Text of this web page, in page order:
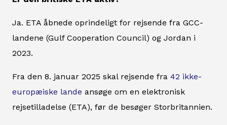
Ja. ETA åbnede oprindeligt for rejsende fra GCC-
landene (Gulf Cooperation Council) og Jordan i
2023.
Fra den 8. januar 2025 skal rejsende fra 42 ikke-
europæiske lande ansøge om en elektronisk
rejsetilladelse (ETA), før de besøger Storbritannien.